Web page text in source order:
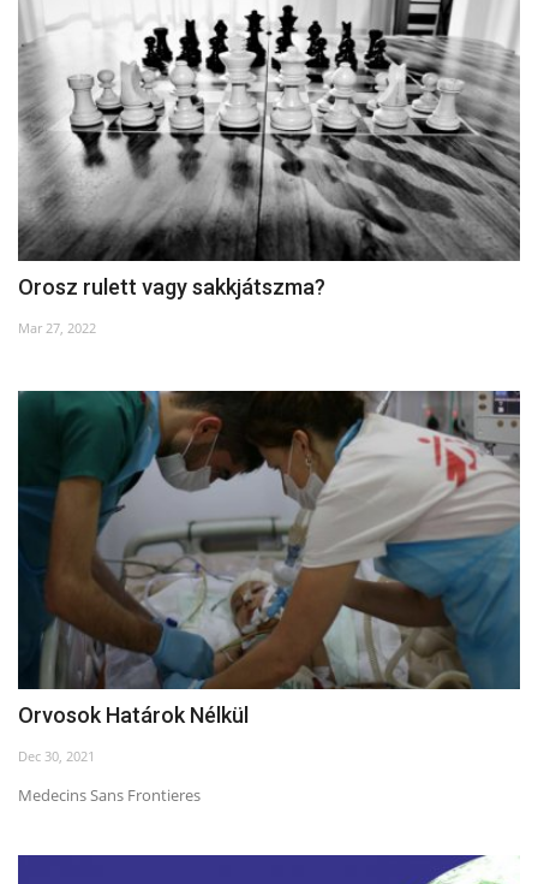
Orosz rulett vagy sakkjátszma?
Mar 27, 2022
Orvosok Határok Nélkül
Dec 30, 2021
Medecins Sans Frontieres